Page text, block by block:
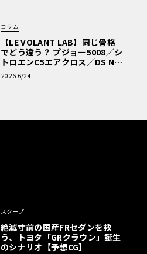
コラム
【LE VOLANT LAB】同じ骨格
でどう違う？ プジョー5008／シ
トロエンC5エアクロス／DS Nº4
読者一気乗りレポート
2026 6/24
スクープ
絶滅寸前の国産FRセダンを救
う、トヨタ「GRクラウン」誕生
のシナリオ【予想CG】